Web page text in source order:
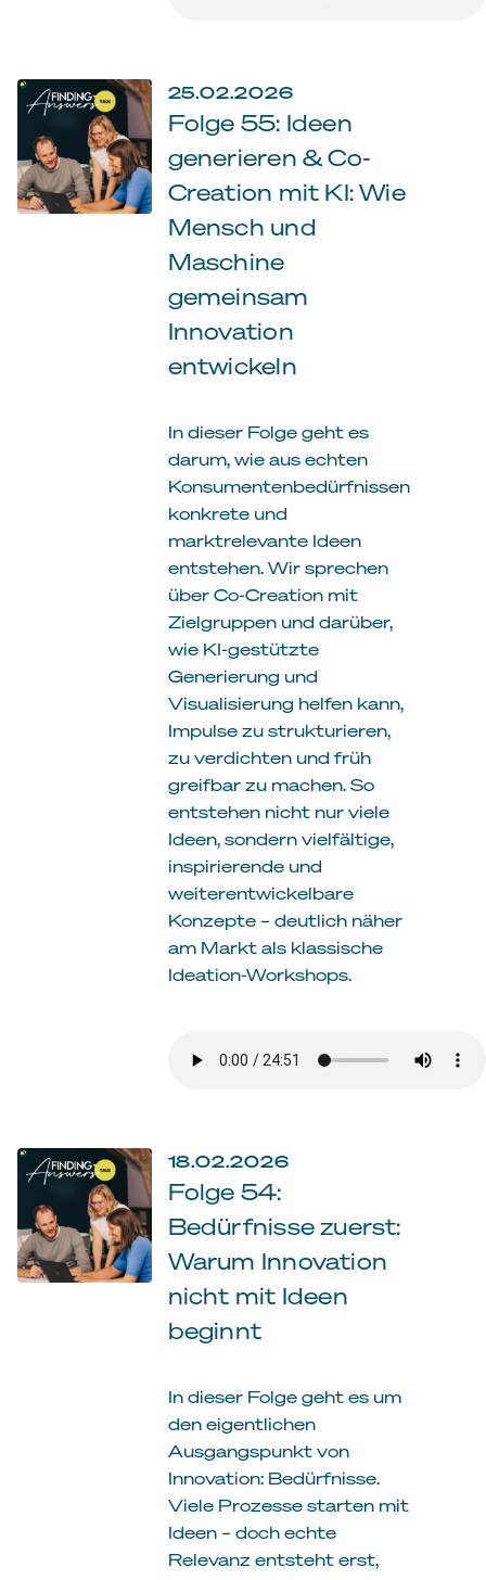
25.02.2026
Folge 55: Ideen
generieren & Co-
Creation mit KI: Wie
Mensch und
Maschine
gemeinsam
Innovation
entwickeln
In dieser Folge geht es
darum, wie aus echten
Konsumentenbedürfnissen
konkrete und
marktrelevante Ideen
entstehen. Wir sprechen
über Co-Creation mit
Zielgruppen und darüber,
wie KI-gestützte
Generierung und
Visualisierung helfen kann,
Impulse zu strukturieren,
zu verdichten und früh
greifbar zu machen. So
entstehen nicht nur viele
Ideen, sondern vielfältige,
inspirierende und
weiterentwickelbare
Konzepte – deutlich näher
am Markt als klassische
Ideation-Workshops.
18.02.2026
Folge 54:
Bedürfnisse zuerst:
Warum Innovation
nicht mit Ideen
beginnt
In dieser Folge geht es um
den eigentlichen
Ausgangspunkt von
Innovation: Bedürfnisse.
Viele Prozesse starten mit
Ideen – doch echte
Relevanz entsteht erst,